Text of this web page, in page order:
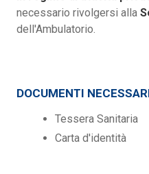
necessario rivolgersi alla
dell'Ambulatorio.
DOCUMENTI
Tessera Sanitaria
Carta d'identità